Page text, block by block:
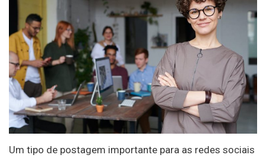
Um tipo de postagem importante para as redes sociais